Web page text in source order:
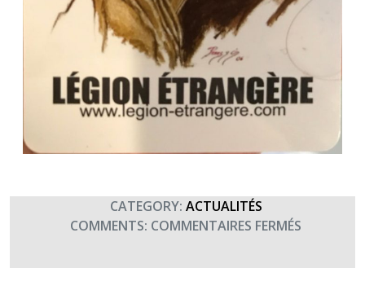
CATEGORY: ACTUALITÉS
COMMENTS: COMMENTAIRES FERMÉS
ANTOINE,